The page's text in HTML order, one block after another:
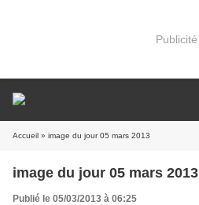
Publicité
Accueil » image du jour 05 mars 2013
image du jour 05 mars 2013
Publié le 05/03/2013 à 06:25